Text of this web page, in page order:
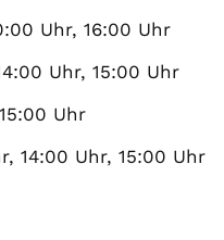
Uhr, 16:00 Uhr
Uhr, 15:00 Uhr
Uhr
14:00 Uhr, 15:00 Uhr